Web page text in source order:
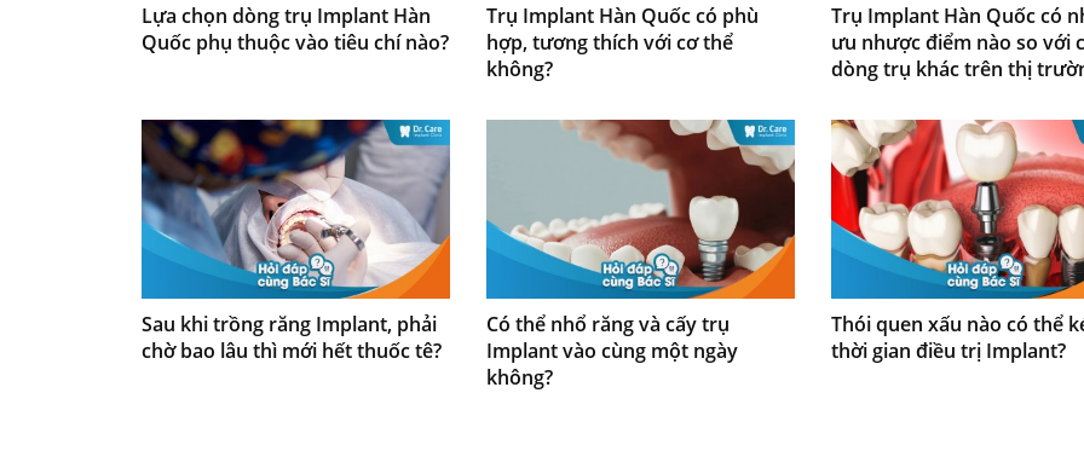
Lựa chọn dòng trụ Implant Hàn
Quốc phụ thuộc vào tiêu chí nào?
Trụ Implant Hàn Quốc có phù
hợp, tương thích với cơ thể
không?
Trụ Implant Hàn Quốc có
ưu nhược điểm nào so với
dòng trụ khác trên thị
Sau khi trồng răng Implant, phải
chờ bao lâu thì mới hết thuốc tê?
Có thể nhổ răng và cấy trụ
Implant vào cùng một ngày
không?
Thói quen xấu nào có thể
thời gian điều trị Implant?